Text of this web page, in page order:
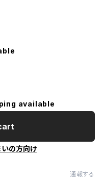
available
の方向け
通報する